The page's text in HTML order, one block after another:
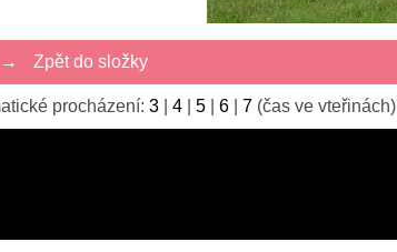
→ Zpět do složky
procházení:3 |4 |5 |6 |7 (čas ve vteřinách)